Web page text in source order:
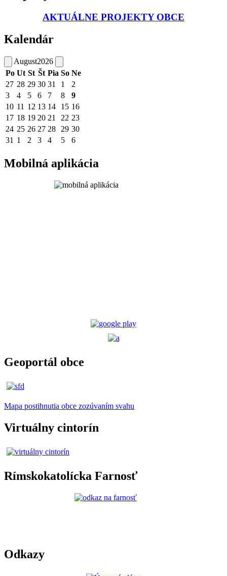
AKTUÁLNE PROJEKTY OBCE
Kalendár
August2026
Po Ut St Št Pia So Ne
27 28 29 30 31 1
2
3
4 5 6 7 8
9
10 11 12 13 14 15 16
17 18 19 20 21 22 23
24 25 26 27 28 29 30
31 1 2 3 4 5 6
Mobilná aplikácia
Geoportál obce
Mapa postihnutia obce zozúvaním svahu
Virtuálny cintorín
Rímskokatolícka Farnosť
Odkazy